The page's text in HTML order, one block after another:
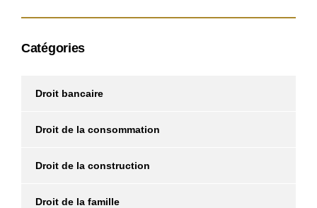
Catégories
Droit bancaire
Droit de la consommation
Droit de la construction
Droit de la famille